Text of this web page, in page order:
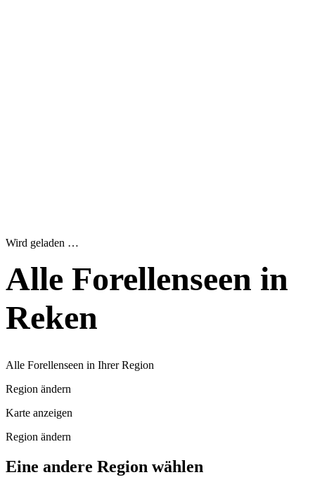
Wird geladen …
Alle Forellenseen in
Reken
Alle Forellenseen in Ihrer Region
Region ändern
Karte anzeigen
Region ändern
Eine andere Region wählen